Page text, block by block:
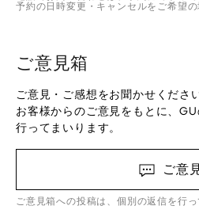
予約の日時変更・キャンセルをご希望の
ご意見箱
ご意見・ご感想をお聞かせください
お客様からのご意見をもとに、
行ってまいります。
ご意
ご意見箱への投稿は、個別の返信を行っ